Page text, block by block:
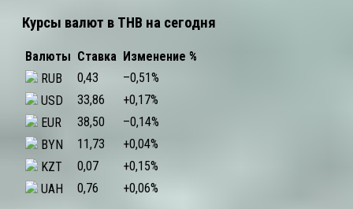
Курсы валют в THB на сегодня
Валюты Ставка Изменение %
RUB
0,43 –0,51%
USD
33,86 +0,17%
EUR
38,50 –0,14%
BYN
11,73 +0,04%
KZT
0,07 +0,15%
UAH
0,76 +0,06%